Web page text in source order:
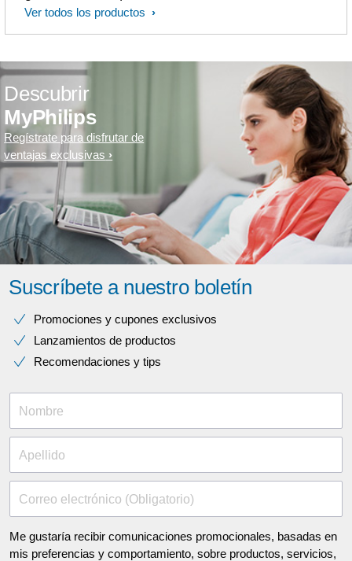
Ver todos los productos
Descubrir
MyPhilips
Regístrate para disfrutar de
ventajas exclusivas
Suscríbete a nuestro boletín
Promociones y cupones exclusivos
Lanzamientos de productos
Recomendaciones y tips
Nombre
Apellido
Correo electrónico (Obligatorio)
Me gustaría recibir comunicaciones promocionales, basadas en
mis preferencias y comportamiento, sobre productos, servicios,